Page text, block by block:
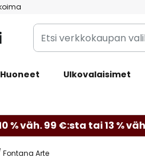
Etsi
verkkokaupan
Huoneet Ulkovalaisimet
% väh. 99 €:sta tai 13 %
Fontana Arte